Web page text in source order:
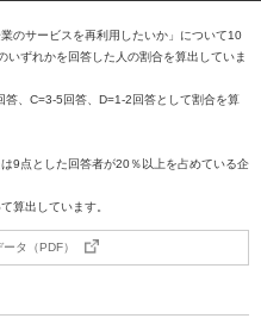
のサービスを再利用したいか」について10
ずれかを回答した人の割合を算出していま
、C=3-5回答、D=1-2回答として割合を算
9点とした回答者が20％以上を占めている企
算出しています。
タ（PDF）